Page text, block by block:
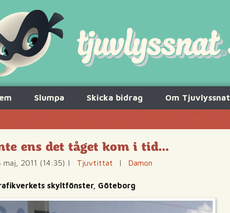
Slumpa Skicka bidrag Om Tjuvlyssnat
ens det tåget kom i tid…
maj, 2011 (14:35) | Tjuvtittat | Damon
skyltfönster, Göteborg